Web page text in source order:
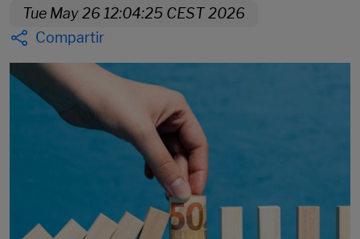
Tue May 26 12:04:25 CEST 2026
Compartir